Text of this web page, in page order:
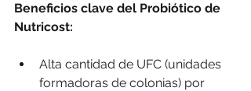
Beneficios clave del Probiótico de
Nutricost:
Alta cantidad de UFC (unidades
formadoras de colonias) por